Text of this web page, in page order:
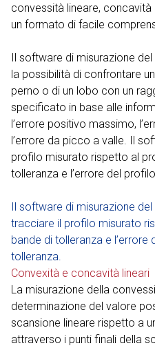
convessità lineare,
un formato di facile
Il software di misurazione
la possibilità di confrontare
perno o di un lobo con un
specificato in base alle
l’errore positivo massimo,
l’errore da picco a valle. Il
profilo misurato rispetto al
tolleranza e l’errore del
Il software di misurazione
tracciare il profilo misurato
bande di tolleranza e
tolleranza.
Convexità e concavità lineari
La misurazione della
determinazione del valore
scansione lineare rispetto a
attraverso i punti finali della